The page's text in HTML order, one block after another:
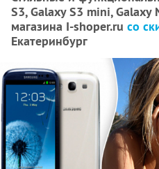
S3, Galaxy S3 mini, Galaxy
магазина I-shoper.ru со
Екатеринбург